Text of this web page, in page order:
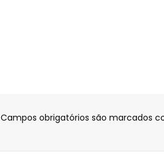
Campos obrigatórios são marcados